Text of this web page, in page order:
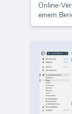
Online-
einem